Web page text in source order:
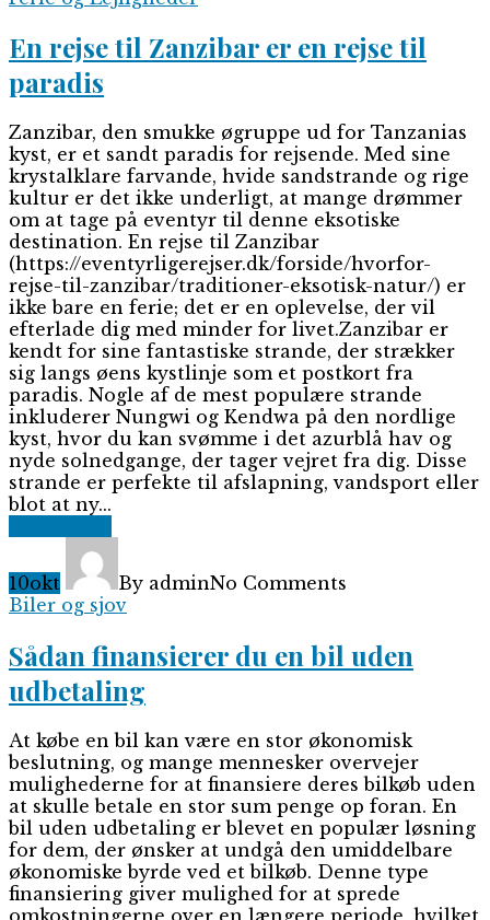
En rejse til Zanzibar er en rejse til
paradis
Zanzibar, den smukke øgruppe ud for Tanzanias
kyst, er et sandt paradis for rejsende. Med sine
krystalklare farvande, hvide sandstrande og rige
kultur er det ikke underligt, at mange drømmer
om at tage på eventyr til denne eksotiske
destination. En rejse til Zanzibar
(https://eventyrligerejser.dk/forside/hvorfor-
rejse-til-zanzibar/traditioner-eksotisk-natur/) er
ikke bare en ferie; det er en oplevelse, der vil
efterlade dig med minder for livet.Zanzibar er
kendt for sine fantastiske strande, der strækker
sig langs øens kystlinje som et postkort fra
paradis. Nogle af de mest populære strande
inkluderer Nungwi og Kendwa på den nordlige
kyst, hvor du kan svømme i det azurblå hav og
nyde solnedgange, der tager vejret fra dig. Disse
strande er perfekte til afslapning, vandsport eller
blot at ny...
10okt By adminNo Comments
Biler og sjov
Sådan finansierer du en bil uden
udbetaling
At købe en bil kan være en stor økonomisk
beslutning, og mange mennesker overvejer
mulighederne for at finansiere deres bilkøb uden
at skulle betale en stor sum penge op foran. En
bil uden udbetaling er blevet en populær løsning
for dem, der ønsker at undgå den umiddelbare
økonomiske byrde ved et bilkøb. Denne type
finansiering giver mulighed for at sprede